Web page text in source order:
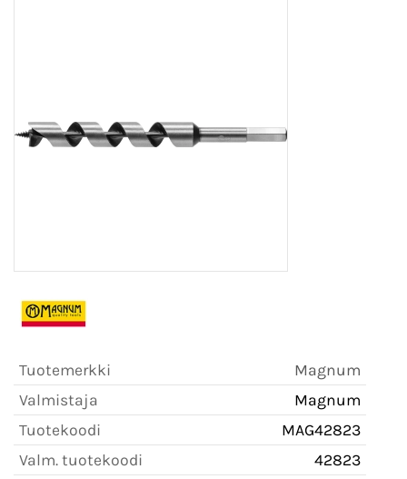
Tuotemerkki
Magnum
Valmistaja
Magnum
Tuotekoodi
MAG42823
Valm. tuotekoodi
42823